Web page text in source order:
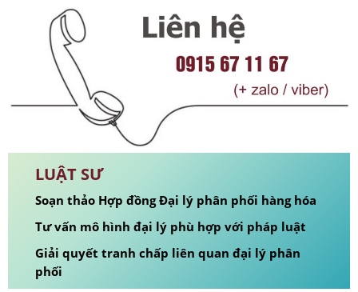
LUẬT SƯ
Soạn thảo Hợp đồng Đại lý phân phối hàng hóa
Tư vấn mô hình đại lý phù hợp với pháp luật
Giải quyết tranh chấp liên quan đại lý phân
phối